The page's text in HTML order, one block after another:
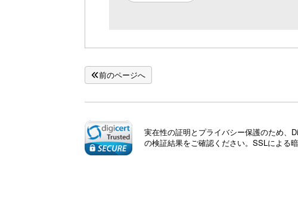
前のページへ
実在性の証明とプライバシー保護のため、
の検証結果をご確認ください。SSLによる